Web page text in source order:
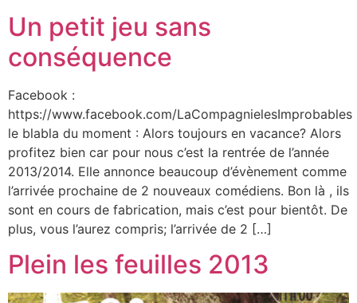
Un petit jeu sans
conséquence
Facebook :
https://www.facebook.com/LaCompagnielesImprobables
le blabla du moment : Alors toujours en vacance? Alors
profitez bien car pour nous c’est la rentrée de l’année
2013/2014. Elle annonce beaucoup d’évènement comme
l’arrivée prochaine de 2 nouveaux comédiens. Bon là , ils
sont en cours de fabrication, mais c’est pour bientôt. De
plus, vous l’aurez compris; l’arrivée de 2 […]
Plein les feuilles 2013